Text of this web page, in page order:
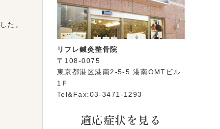
た。
リフレ鍼灸整骨院
〒108-0075
東京都港区港南2-5-5 港南OMTビル
1Ｆ
Tel&Fax:03-3471-1293
適応症状を見る